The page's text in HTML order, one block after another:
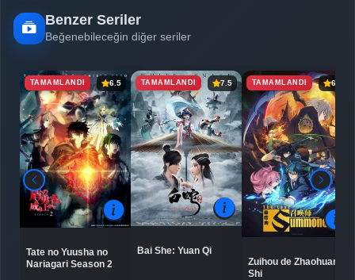
Benzer Seriler
Beğenebileceğin diğer seriler
TAMAMLANDI 6.5
Tate no Yuusha no
Nariagari Season 2
TAMAMLANDI 7.5
Bai She: Yuan Qi
TAMAMLANDI 6.5
Zuihou de Zhaohuan
Shi